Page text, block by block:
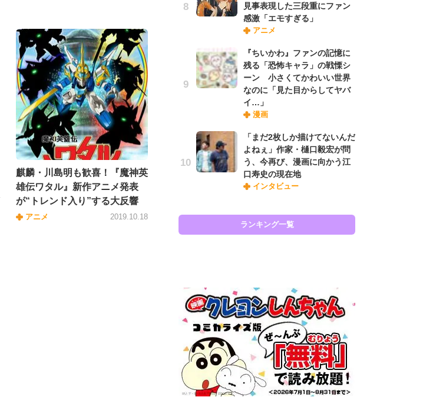
麒麟・川島明も歓喜！『魔神英
雄伝ワタル』新作アニメ発表
が“トレンド入り”する大反響
アニメ 2019.10.18
見事表現した三段重にファン
感激「エモすぎる」
アニメ
『ちいかわ』ファンの記憶に
残る「恐怖キャラ」の戦慄シ
ーン 小さくてかわいい世界
なのに「見た目からしてヤバ
イ…」
漫画
「まだ2枚しか描けてないんだ
よねぇ」作家・樋口毅宏が問
う、今再び、漫画に向かう江
口寿史の現在地
インタビュー
ランキング一覧